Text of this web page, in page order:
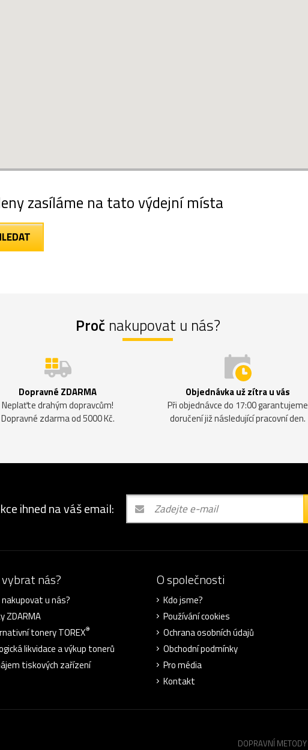
zasíláme na tato výdejní místa
Proč nakupovat u nás?
Dopravné ZDARMA
Neplaťte drahým dopravcům!
Dopravné zdarma od 5000 Kč.
Objednávka už zítra u vás
Při objednávce do 17:00 garantujeme
doručení již následující pracovní den.
ihned na váš email:
nás?
nakupovat u nás?
ZDARMA
tonery TOREX®
likvidace a výkup tonerů
tiskových zařízení
O společnosti
Kdo jsme?
Používání cookies
Ochrana osobních údajů
Obchodní podmínky
Pro média
Kontakt
DOPRAVNÍ METODY